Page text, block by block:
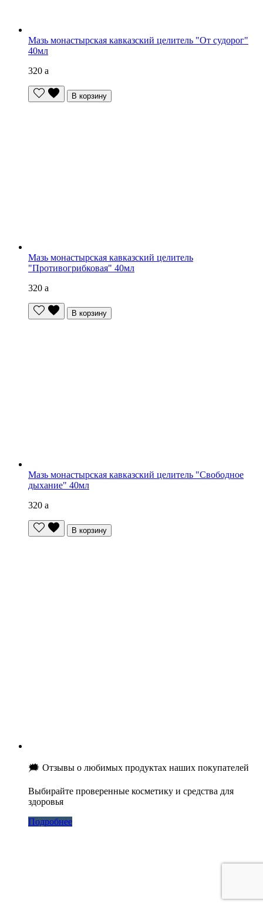
Мазь монастырская кавказский целитель "От судорог"
40мл
320 a
В корзину
Мазь монастырская кавказский целитель
"Противогрибковая" 40мл
320 a
В корзину
Мазь монастырская кавказский целитель "Свободное
дыхание" 40мл
320 a
В корзину
🗯 Отзывы о любимых продуктах наших покупателей
Выбирайте проверенные косметику и средства для
здоровья
Подробнее